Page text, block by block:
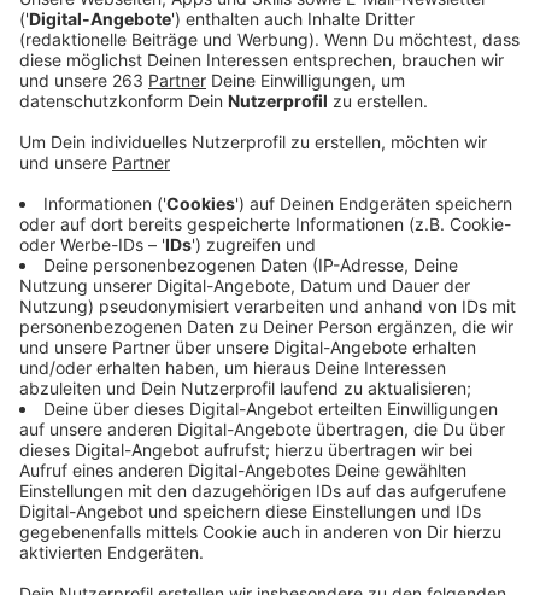
Anzeige
"Let's Love", "Titanium" oder auch "Bang My Head" -
Das sind nur ein paar Beispiele von den Songs, die Sia
und David Guetta in den letzten Jahren zusammen
rausgehauen haben. Alle miteinander Hits. Vor allem
die letzte Singe "Let's Love", gerade mal fünf Monate
alt, kommt richtig gut an. Mit der neuen Single
"Floating Through Space" kündigt Sia ihr achtes
Studio-Album "Music" an. Das kam Mitte Februar
zusammen mit einem ganzen Film raus.
Anzeige
Wir benötigen Ihre
Zustimmung, um den YouTube
Video-Service zu laden!